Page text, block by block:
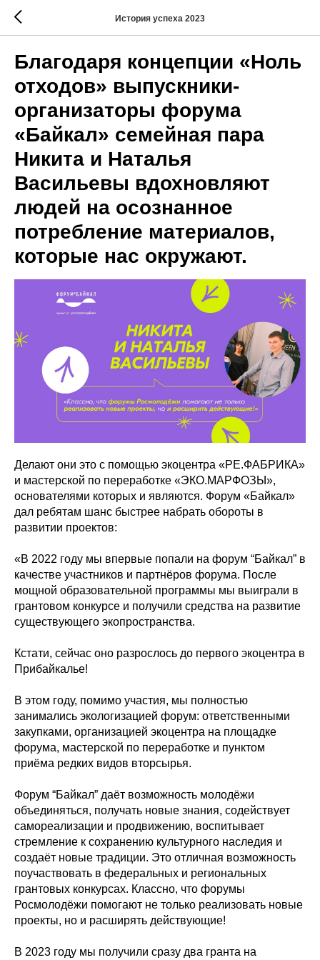
История успеха 2023
Благодаря концепции «Ноль
отходов» выпускники-
организаторы форума
«Байкал» семейная пара
Никита и Наталья
Васильевы вдохновляют
людей на осознанное
потребление материалов,
которые нас окружают.
Делают они это с помощью экоцентра «РЕ.ФАБРИКА»
и мастерской по переработке «ЭКО.МАРФОЗЫ»,
основателями которых и являются. Форум «Байкал»
дал ребятам шанс быстрее набрать обороты в
развитии проектов:
«В 2022 году мы впервые попали на форум “Байкал” в
качестве участников и партнёров форума. После
мощной образовательной программы мы выиграли в
грантовом конкурсе и получили средства на развитие
существующего экопространства.
Кстати, сейчас оно разрослось до первого экоцентра в
Прибайкалье!
В этом году, помимо участия, мы полностью
занимались экологизацией форум: ответственными
закупками, организацией экоцентра на площадке
форума, мастерской по переработке и пунктом
приёма редких видов вторсырья.
Форум “Байкал” даёт возможность молодёжи
объединяться, получать новые знания, содействует
самореализации и продвижению, воспитывает
стремление к сохранению культурного наследия и
создаёт новые традиции. Это отличная возможность
поучаствовать в федеральных и региональных
грантовых конкурсах. Классно, что форумы
Росмолодёжи помогают не только реализовать новые
проекты, но и расширять действующие!
В 2023 году мы получили сразу два гранта на